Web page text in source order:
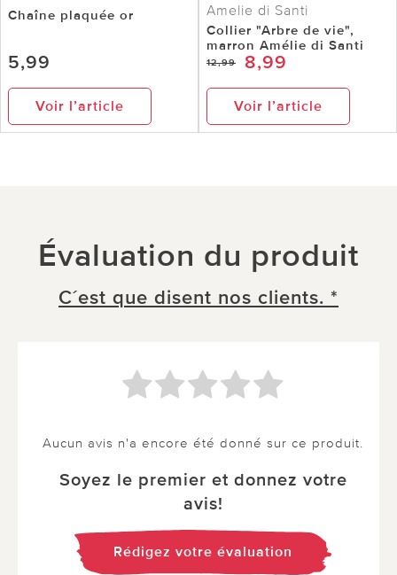
Chaîne plaquée or
5,99
Voir l’article
Amelie di Santi
Collier "Arbre de vie",
marron Amélie di Santi
12,99 8,99
Voir l’article
Évaluation du produit
C´est que disent nos clients. *
Aucun avis n'a encore été donné sur ce produit.
Soyez le premier et donnez votre
avis!
Rédigez votre évaluation